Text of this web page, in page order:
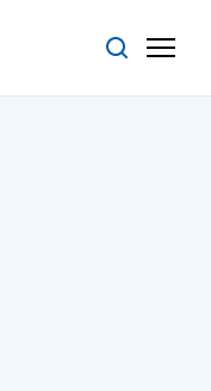
ZoekenMenu